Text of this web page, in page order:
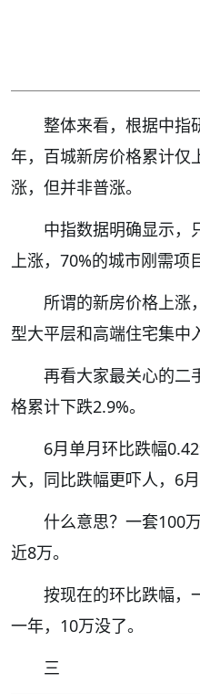
整体来看，根据中指
年，百城新房价格累计仅
涨，但并非普涨。
中指数据明确显示，
上涨，70%的城市刚需项
所谓的新房价格上涨
型大平层和高端住宅集中
再看大家最关心的二
格累计下跌2.9%。
6月单月环比跌幅
大，同比跌幅更吓人，6
什么意思？一套100
近8万。
按现在的环比跌幅，
一年，10万没了。
三